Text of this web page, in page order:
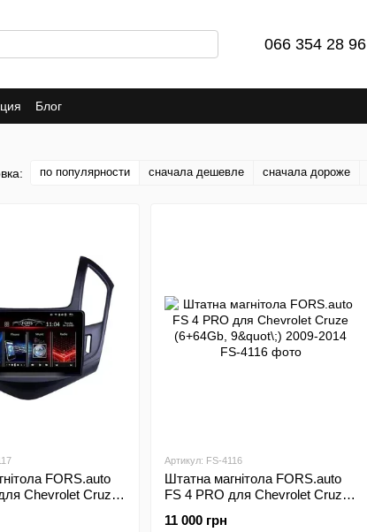
066 354 28 96
Блог
по популярности сначала дешевле сначала дороже
FORS.auto
Chevrolet Cruze
Артикул: FS-4116
Штатна магнітола FORS.auto
FS 4 PRO для Chevrolet Cruze
11 000 грн